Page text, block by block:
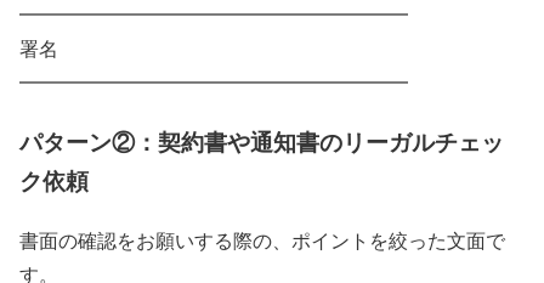
━━━━━━━━━━━━━━━━━━━━
署名
━━━━━━━━━━━━━━━━━━━━
パターン②：契約書や通知書のリーガルチェッ
ク依頼
書面の確認をお願いする際の、ポイントを絞った文面で
す。